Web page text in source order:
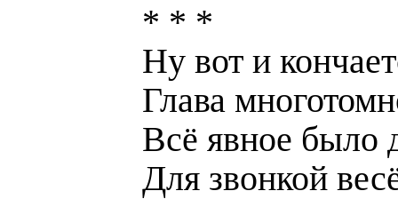
* * *
Ну вот и
Глава
Всё явное было
Для звонкой